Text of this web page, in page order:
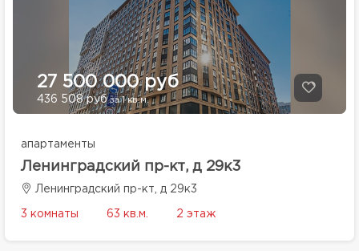
27 500 000 руб
436 508 рубза 1 кв.м.
апартаменты
Ленинградский пр-кт, д 29к3
Ленинградский пр-кт, д 29к3
3 комнаты 63 кв.м. 2 этаж